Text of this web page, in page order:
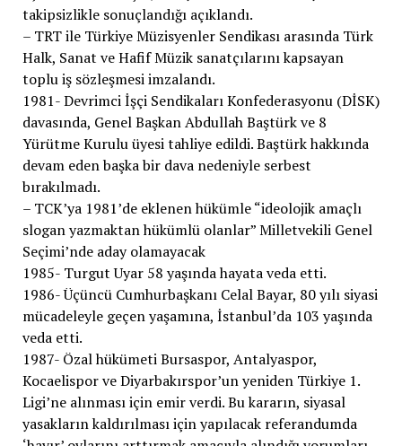
takipsizlikle sonuçlandığı açıklandı.
– TRT ile Türkiye Müzisyenler Sendikası arasında Türk
Halk, Sanat ve Hafif Müzik sanatçılarını kapsayan
toplu iş sözleşmesi imzalandı.
1981- Devrimci İşçi Sendikaları Konfederasyonu (DİSK)
davasında, Genel Başkan Abdullah Baştürk ve 8
Yürütme Kurulu üyesi tahliye edildi. Baştürk hakkında
devam eden başka bir dava nedeniyle serbest
bırakılmadı.
– TCK’ya 1981’de eklenen hükümle “ideolojik amaçlı
slogan yazmaktan hükümlü olanlar” Milletvekili Genel
Seçimi’nde aday olamayacak
1985- Turgut Uyar 58 yaşında hayata veda etti.
1986- Üçüncü Cumhurbaşkanı Celal Bayar, 80 yılı siyasi
mücadeleyle geçen yaşamına, İstanbul’da 103 yaşında
veda etti.
1987- Özal hükümeti Bursaspor, Antalyaspor,
Kocaelispor ve Diyarbakırspor’un yeniden Türkiye 1.
Ligi’ne alınması için emir verdi. Bu kararın, siyasal
yasakların kaldırılması için yapılacak referandumda